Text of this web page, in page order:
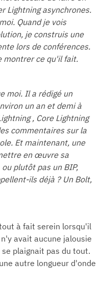
Lightning asynchrones.
Quand je vois
je construis une
lors de conférences.
montrer ce qu'il fait.
moi. Il a rédigé un
un an et demi à
, Core Lightning
commentaires sur la
Et maintenant, une
en œuvre sa
plutôt pas un BIP,
ils déjà ? Un Bolt,
à fait serein lorsqu'il
avait aucune jalousie
plaignait pas du tout.
autre longueur d'onde